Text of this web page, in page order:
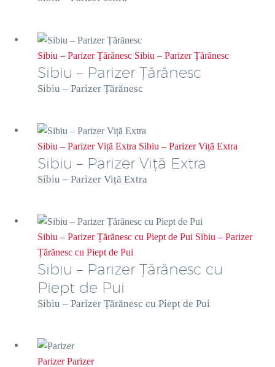
Sibiu – Parizer Țărănesc Sibiu – Parizer Țărănesc
Sibiu – Parizer Țărănesc
Sibiu – Parizer Țărănesc
Sibiu – Parizer Viță Extra Sibiu – Parizer Viță Extra
Sibiu – Parizer Viță Extra
Sibiu – Parizer Viță Extra
Sibiu – Parizer Țărănesc cu Piept de Pui Sibiu – Parizer
Țărănesc cu Piept de Pui
Sibiu – Parizer Țărănesc cu
Piept de Pui
Sibiu – Parizer Țărănesc cu Piept de Pui
ParizerParizer